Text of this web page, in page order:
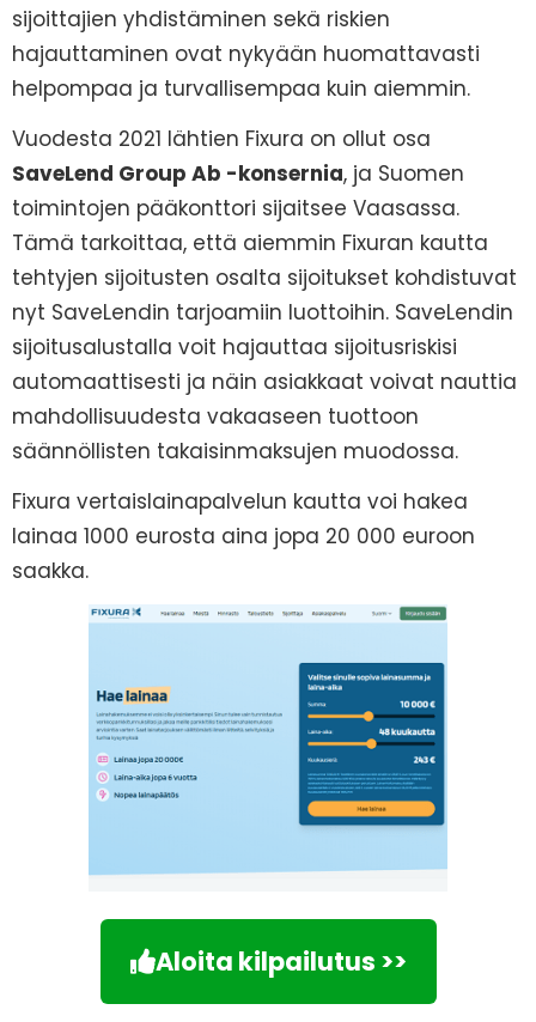
sijoittajien yhdistäminen sekä riskien
hajauttaminen ovat nykyään huomattavasti
helpompaa ja turvallisempaa kuin aiemmin.
Vuodesta 2021 lähtien Fixura on ollut osa
SaveLend Group Ab -konsernia, ja Suomen
toimintojen pääkonttori sijaitsee Vaasassa.
Tämä tarkoittaa, että aiemmin Fixuran kautta
tehtyjen sijoitusten osalta sijoitukset kohdistuvat
nyt SaveLendin tarjoamiin luottoihin. SaveLendin
sijoitusalustalla voit hajauttaa sijoitusriskisi
automaattisesti ja näin asiakkaat voivat nauttia
mahdollisuudesta vakaaseen tuottoon
säännöllisten takaisinmaksujen muodossa.
Fixura vertaislainapalvelun kautta voi hakea
lainaa 1000 eurosta aina jopa 20 000 euroon
saakka.
Aloita kilpailutus >>